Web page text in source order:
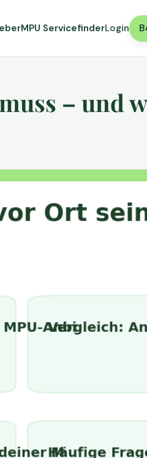
MPU ServicefinderLogin
– und